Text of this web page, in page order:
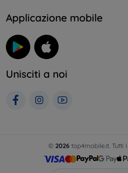
Applicazione mobile
Unisciti a noi
© 2026 top4mobile.it. Tutti